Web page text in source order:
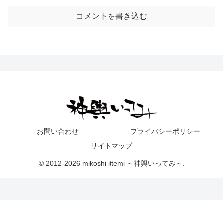
コメントを書き込む
お問い合わせ
プライバシーポリシー
サイトマップ
© 2012-2026 mikoshi ittemi ～神輿いってみ～.